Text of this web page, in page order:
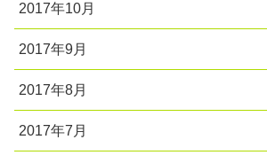
2017年10月
2017年9月
2017年8月
2017年7月